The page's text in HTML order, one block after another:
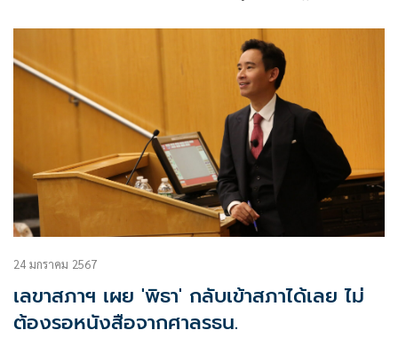
หายจากกรณีโรงงานผลิตดอกไม้เพลิง ที่เสนอโดยนายสุรชัด สุ
จิตต์ สส.สุพรรณบุรี
24 มกราคม 2567
เลขาสภาฯ เผย 'พิธา' กลับเข้าสภาได้เลย ไม่
ต้องรอหนังสือจากศาลรธน.